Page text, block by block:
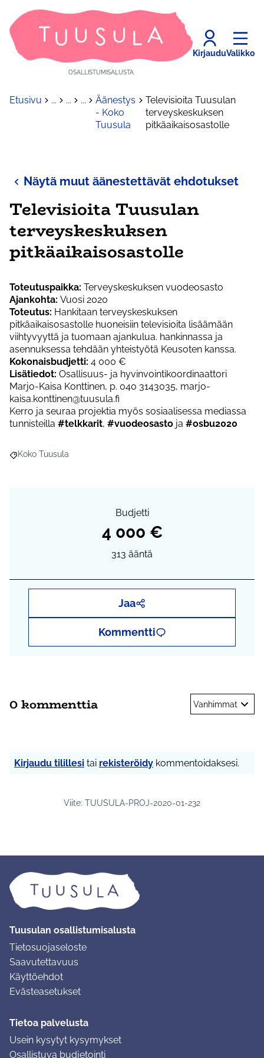
OSALLISTUMISALUSTA
KirjauduValikko
Etusivu ... ... ...
Äänestys
- Koko
Tuusula
Televisioita Tuusulan
terveyskeskuksen
pitkäaikaisosastolle
Näytä muut äänestettävät ehdotukset
Televisioita Tuusulan
terveyskeskuksen
pitkäaikaisosastolle
Toteutuspaikka: Terveyskeskuksen vuodeosasto
Ajankohta: Vuosi 2020
Toteutus: Hankitaan terveyskeskuksen
pitkäaikaisosastolle huoneisiin televisioita lisäämään
viihtyvyyttä ja tuomaan ajankulua. hankinnassa ja
asennuksessa tehdään yhteistyötä Keusoten kanssa.
Kokonaisbudjetti: 4 000 €
Lisätiedot: Osallisuus- ja hyvinvointikoordinaattori
Marjo-Kaisa Konttinen, p. 040 3143035, marjo-
kaisa.konttinen@tuusula.fi
Kerro ja seuraa projektia myös sosiaalisessa mediassa
tunnisteilla #telkkarit, #vuodeosasto ja #osbu2020
Rajaa tulokset aihepiirin mukaan: Koko Tuusula
Koko Tuusula
Budjetti
4 000 €
313 ääntä
Jaa
Kommentti
0 kommenttia Vanhimmat
Kirjaudu tilillesi tai rekisteröidy kommentoidaksesi.
Viite: TUUSULA-PROJ-2020-01-232
Tuusulan osallistumisalusta
Tietosuojaseloste
Saavutettavuus
Käyttöehdot
Evästeasetukset
Tietoa palvelusta
Usein kysytyt kysymykset
Osallistuva budjetointi